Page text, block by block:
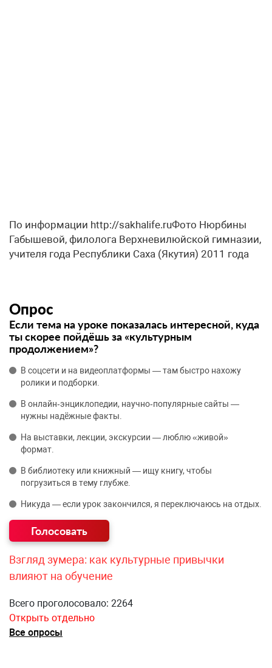
По информации http://sakhalife.ruФото Нюрбины
Габышевой, филолога Верхневилюйской гимназии,
учителя года Республики Саха (Якутия) 2011 года
Опрос
Если тема на уроке показалась интересной, куда
ты скорее пойдёшь за «культурным
продолжением»?
В соцсети и на видеоплатформы — там быстро нахожу
ролики и подборки.
В онлайн‑энциклопедии, научно‑популярные сайты —
нужны надёжные факты.
На выставки, лекции, экскурсии — люблю «живой»
формат.
В библиотеку или книжный — ищу книгу, чтобы
погрузиться в тему глубже.
Никуда — если урок закончился, я переключаюсь на отдых.
Взгляд зумера: как культурные привычки
влияют на обучение
Всего проголосовало: 2264
Открыть отдельно
Все опросы